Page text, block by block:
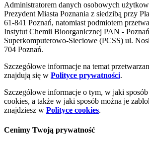
Administratorem danych osobowych
Prezydent Miasta Poznania z siedzibą przy
61-841 Poznań, natomiast podmiotem
Instytut Chemii Bioorganicznej PAN -
Superkomputerowo-Sieciowe (PCSS) ul.
704 Poznań.
Szczegółowe informacje na temat
znajdują się w Polityce prywatności.
Szczegółowe informacje o tym, w jaki
cookies, a także w jaki sposób można je
znajdziesz w Polityce cookies.
Cenimy Twoją prywatność